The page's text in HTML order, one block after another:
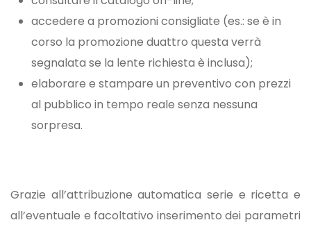
accedere a promozioni consigliate (es.: se è in
corso la promozione duattro questa verrà
segnalata se la lente richiesta è inclusa);
elaborare e stampare un preventivo con prezzi
al pubblico in tempo reale senza nessuna
sorpresa.
Grazie all’attribuzione automatica serie e ricetta e
all’eventuale e facoltativo inserimento dei parametri